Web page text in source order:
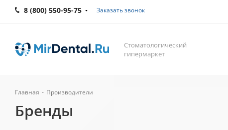
8 (800) 550-95-75 Заказать звонок
Стоматологический
гипермаркет
Главная - Производители
Бренды